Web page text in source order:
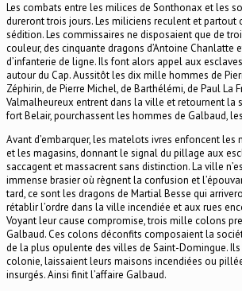
Les combats entre les milices de Sonthonax et les
dureront trois jours. Les miliciens reculent et partout
sédition. Les commissaires ne disposaient que de
couleur, des cinquante dragons d’Antoine Chanlatte
d’infanterie de ligne. Ils font alors appel aux
autour du Cap. Aussitôt les dix mille hommes de
Zéphirin, de Pierre Michel, de Barthélémi, de Paul La
Valmalheureux entrent dans la ville et retournent la
fort Belair, pourchassent les hommes de Galbaud,
Avant d’embarquer, les matelots ivres enfoncent les
et les magasins, donnant le signal du pillage aux
saccagent et massacrent sans distinction. La ville
immense brasier où règnent la confusion et
tard, ce sont les dragons de Martial Besse qui
rétablir l’ordre dans la ville incendiée et aux rues
Voyant leur cause compromise, trois mille colons
Galbaud. Ces colons déconfits composaient la
de la plus opulente des villes de Saint-Domingue.
colonie, laissaient leurs maisons incendiées ou
insurgés. Ainsi finit l’affaire Galbaud.